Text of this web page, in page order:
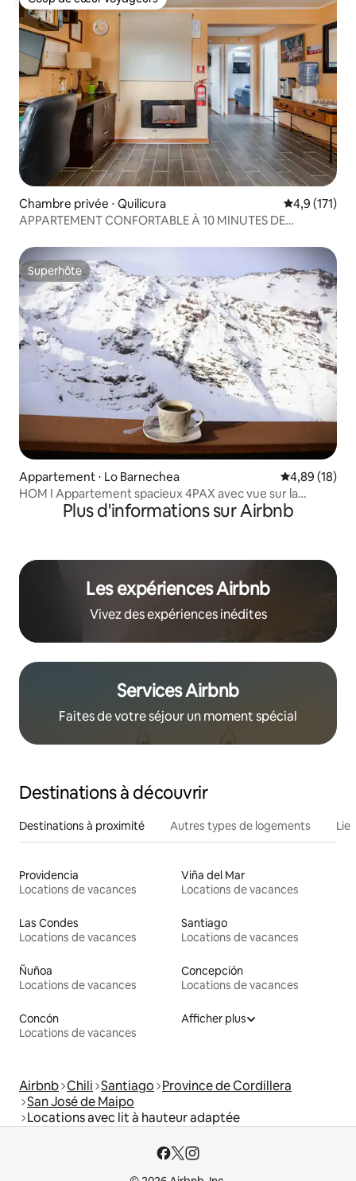
Coup de cœur voyageurs
Chambre privée ⋅ Quilicura Évaluation
4,9 (171)
APPARTEMENT CONFORTABLE À 10 MINUTES DE
Superhôte
Superhôte
Appartement ⋅ Lo Barnechea Évaluation
4,89 (18)
HOM I Appartement spacieux 4PAX avec vue sur la
CordillèrePlus d'informations sur Airbnb
Les expériences Airbnb
Vivez des expériences inédites
Services Airbnb
Faites de votre séjour un moment spécial
Destinations à découvrir
Destinations à proximité Autres types de logements
Providencia
Locations de vacances
Viña del Mar
Locations de vacances
Las Condes
Locations de vacances
Santiago
Locations de vacances
Ñuñoa
Locations de vacances
Concepción
Locations de vacances
Concón
Locations de vacances
Afficher plus
Airbnb Chili Santiago Province de Cordillera
San José de Maipo
Locations avec lit à hauteur adaptée